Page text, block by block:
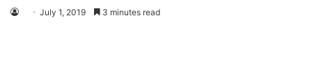
July 1, 2019 3 minutes read